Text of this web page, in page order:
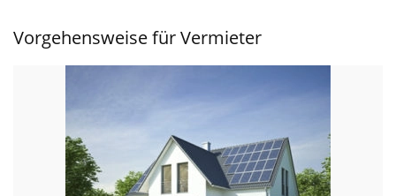
Vorgehensweise für Vermieter